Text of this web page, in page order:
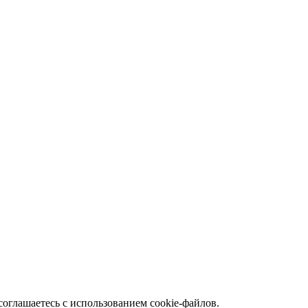
с использованием cookie-файлов.